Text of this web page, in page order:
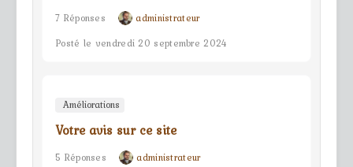
7 Réponses
administrateur
Posté le vendredi 20 septembre 2024
Améliorations
Votre avis sur ce site
5 Réponses
administrateur